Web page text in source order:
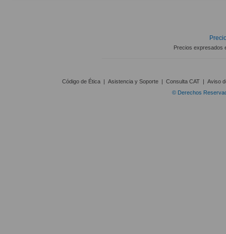
Precios expresados
Código de Ética | Asistencia y Soporte | Consulta CAT | Aviso
© Derechos